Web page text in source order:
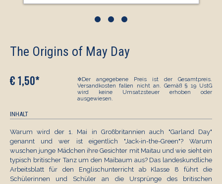
•••
The Origins of May Day
€ 1,50*
✲Der angegebene Preis ist der Gesamtpreis.
Versandkosten fallen nicht an. Gemäß § 19 UstG
wird keine Umsatzsteuer erhoben oder
ausgewiesen.
INHALT
Warum wird der 1. Mai in Großbritannien auch "Garland Day"
genannt und wer ist eigentlich "Jack-in-the-Green"? Warum
wuschen junge Mädchen ihre Gesichter mit Maitau und wie sieht ein
typisch britischer Tanz um den Maibaum aus? Das landeskundliche
Arbeitsblatt für den Englischunterricht ab Klasse 8 führt die
Schülerinnen und Schüler an die Ursprünge des britischen